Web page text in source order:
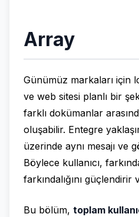
Array
Günümüz markaları için
ve web sitesi planlı bir
farklı dokümanlar
oluşabilir. Entegre
üzerinde aynı mesajı ve
Böylece kullanıcı,
farkındalığını
Bu bölüm, toplam